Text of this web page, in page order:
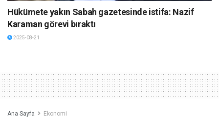
Hükümete yakın Sabah gazetesinde istifa: Nazif
Karaman görevi bıraktı
2025-08-21
Ana Sayfa Ekonomi